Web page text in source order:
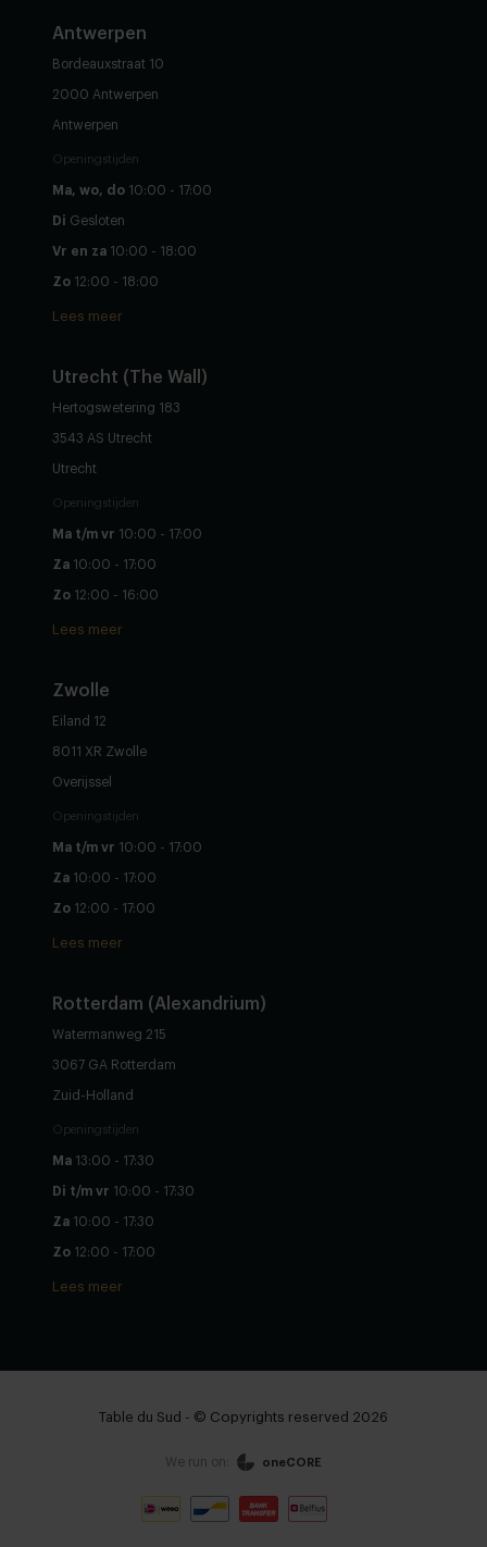
Doorgaan Zie winkelwagen
Stel zelf samen
Antwerpen
Bordeauxstraat 10
2000 Antwerpen
Antwerpen
Openingstijden
Ma, wo, do 10:00 - 17:00
Di Gesloten
Vr en za 10:00 - 18:00
Zo 12:00 - 18:00
Lees meer
Utrecht (The Wall)
Hertogswetering 183
3543 AS Utrecht
Utrecht
Openingstijden
Ma t/m vr 10:00 - 17:00
Za 10:00 - 17:00
Zo 12:00 - 16:00
Lees meer
Zwolle
Eiland 12
8011 XR Zwolle
Overijssel
Openingstijden
Ma t/m vr 10:00 - 17:00
Za 10:00 - 17:00
Zo 12:00 - 17:00
Lees meer
Rotterdam (Alexandrium)
Watermanweg 215
3067 GA Rotterdam
Zuid-Holland
Openingstijden
Ma 13:00 - 17:30
Di t/m vr 10:00 - 17:30
Za 10:00 - 17:30
Zo 12:00 - 17:00
Lees meer
Table du Sud - © Copyrights reserved 2026
We run on: oneCORE